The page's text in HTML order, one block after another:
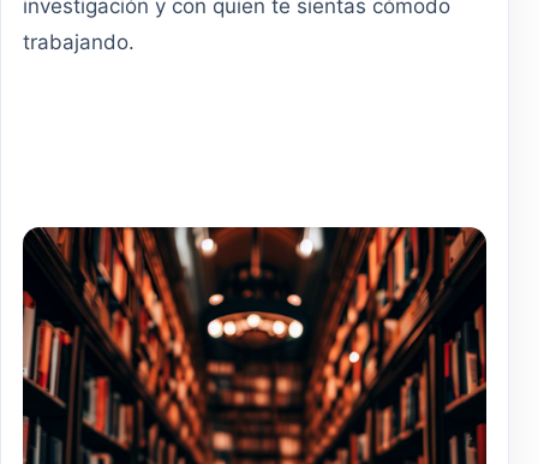
investigación y con quien te sientas cómodo
trabajando.